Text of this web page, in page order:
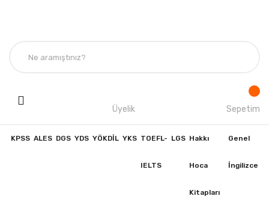
Üyelik Sepetim
KPSS ALES DGS YDS YÖKDİL YKS TOEFL-
IELTS
LGS Hakkı
Hoca
Kitapları
Genel
İngilizce